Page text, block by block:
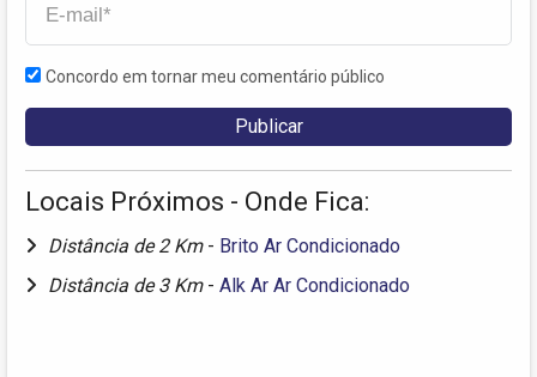
Concordo em tornar meu comentário público
Locais Próximos - Onde Fica:
Distância de 2 Km - Brito Ar Condicionado
Distância de 3 Km - Alk Ar Ar Condicionado